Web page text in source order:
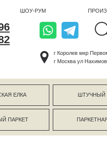
ШОУ-РУМ ПРОИЗВОДСТВО
г Москва ул Нахимовский
ПАРКЕТНАЯ ДОСКА
ШТУЧНЫЙ ПАРКЕТ